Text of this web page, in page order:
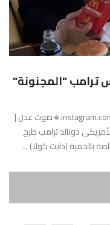
ترامب "المجنونة"
🔸صورة أرشيفية / instagram.com/realdonaldtrump/ / RT🔸صوت عدن |
دونالد ترامب طرح
بالحمية (دايت كولا) ...